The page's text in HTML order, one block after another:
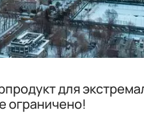
для
ограничено!